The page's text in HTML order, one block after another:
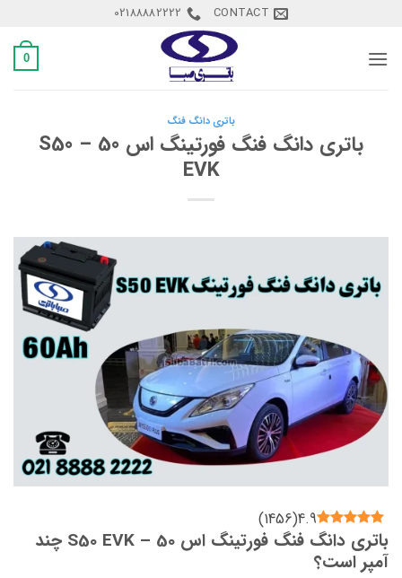
content
CONTACT
02188882222
0
باتری دانگ فنگ
باتری دانگ فنگ فورتینگ اس 50 – S50
EVK
4.9
(
1456
)
باتری دانگ فنگ فورتینگ اس 50 – S50 EVK چند
آمپر است؟